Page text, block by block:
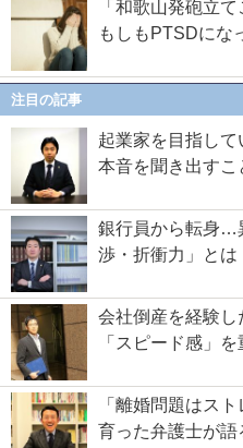
「和歌山発砲立
もしもPTSDにな
注目の記事
起業家を目指し
本音を聞き出すこ
銀行員から転身…
渉・折衝力」とは
会社倒産を経験
「スピード感」を
「離婚問題はス
育った弁護士が語